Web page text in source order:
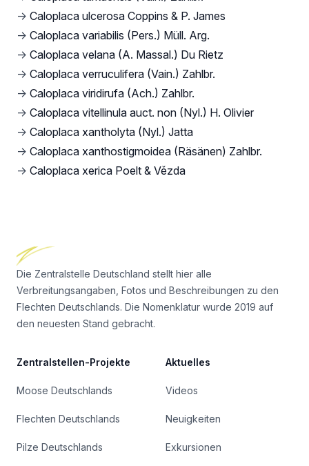
→ Caloplaca ulcerosa Coppins & P. James
→ Caloplaca variabilis (Pers.) Müll. Arg.
→ Caloplaca velana (A. Massal.) Du Rietz
→ Caloplaca verruculifera (Vain.) Zahlbr.
→ Caloplaca viridirufa (Ach.) Zahlbr.
→ Caloplaca vitellinula auct. non (Nyl.) H. Olivier
→ Caloplaca xantholyta (Nyl.) Jatta
→ Caloplaca xanthostigmoidea (Räsänen) Zahlbr.
→ Caloplaca xerica Poelt & Vězda
Die Zentralstelle Deutschland stellt hier alle
Verbreitungsangaben, Fotos und Beschreibungen zu den
Flechten Deutschlands. Die Nomenklatur wurde 2019 auf
den neuesten Stand gebracht.
Zentralstellen-Projekte
Moose Deutschlands
Flechten Deutschlands
Pilze Deutschlands
Aktuelles
Videos
Neuigkeiten
Exkursionen